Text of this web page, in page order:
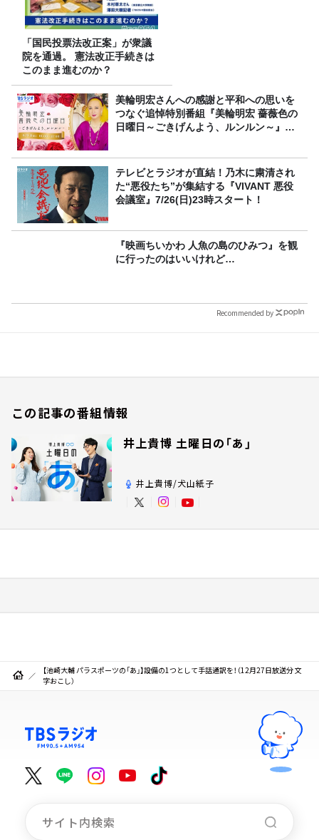
「国民投票法改正案」が衆議
院を通過。 憲法改正手続きは
このまま進むのか？
美輪明宏さんへの感謝と平和への思いを
つなぐ追悼特別番組『美輪明宏 薔薇色の
日曜日～ごきげんよう、ルンルン～』
テレビとラジオが直結！乃木に粛清され
た“悪役たち”が集結する『VIVANT 悪役
会議室』7/26(日)23時スタート！
『映画ちいかわ 人魚の島のひみつ』を観
に行ったのはいいけれど…
Recommended by
この記事の番組情報
井上貴博 土曜日の「あ」
井上貴博/犬山紙子
【池崎大輔 パラスポーツの「あ」】設備の1つとして手話通訳を！（12月27日放送分 文
字おこし）